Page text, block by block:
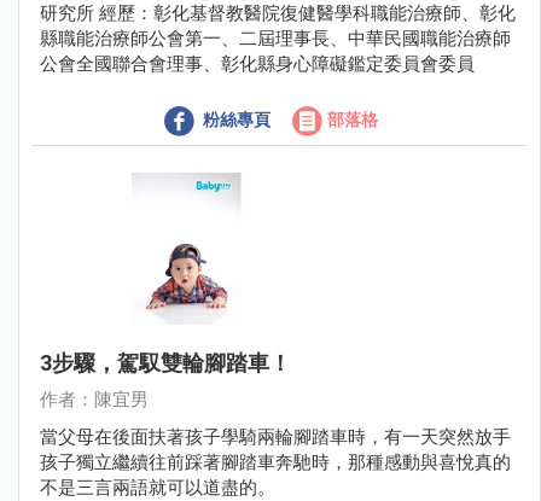
研究所 經歷：彰化基督教醫院復健醫學科職能治療師、彰化
縣職能治療師公會第一、二屆理事長、中華民國職能治療師
公會全國聯合會理事、彰化縣身心障礙鑑定委員會委員
粉絲專頁 部落格
3步驟，駕馭雙輪腳踏車！
作者：陳宜男
當父母在後面扶著孩子學騎兩輪腳踏車時，有一天突然放手
孩子獨立繼續往前踩著腳踏車奔馳時，那種感動與喜悅真的
不是三言兩語就可以道盡的。